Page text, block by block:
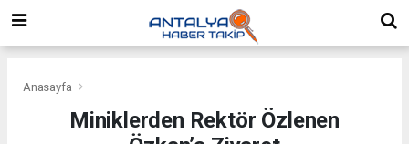
Anasayfa
Miniklerden Rektör Özlenen